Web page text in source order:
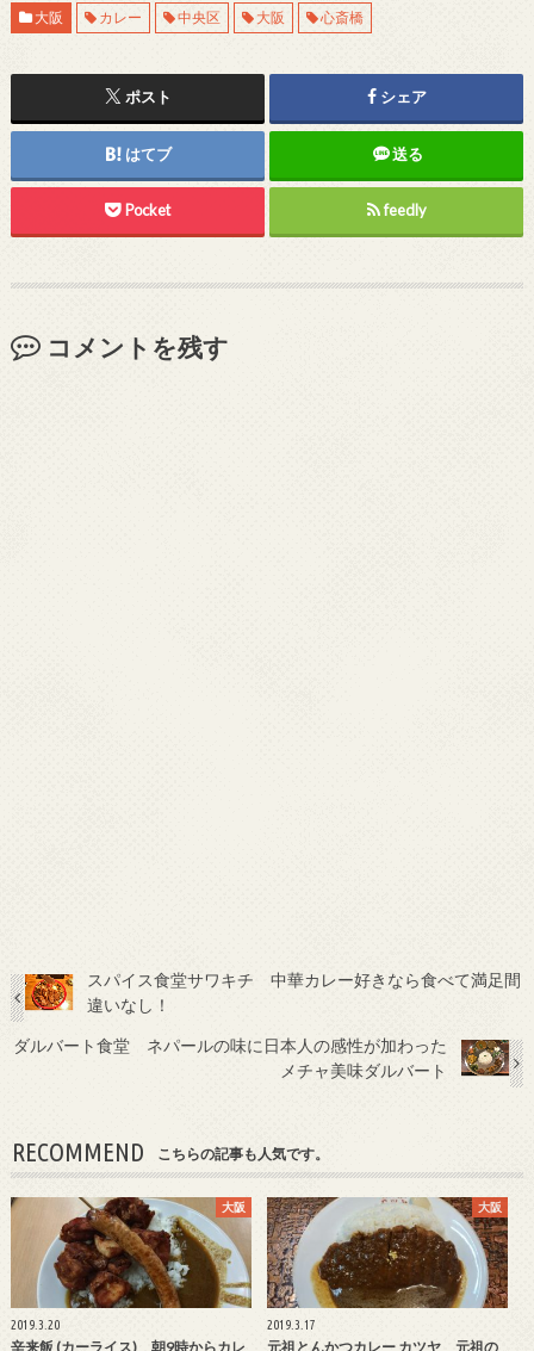
大阪 カレー 中央区 大阪 心斎橋
ポスト シェア
はてブ 送る
Pocket feedly
コメントを残す
スパイス食堂サワキチ 中華カレー好きなら食べて満足間
違いなし！
ダルバート食堂 ネパールの味に日本人の感性が加わった
メチャ美味ダルバート
RECOMMEND こちらの記事も人気です。
大阪
2019.3.20
辛来飯 (カーライス) 朝9時からカレ
大阪
2019.3.17
元祖とんかつカレー カツヤ 元祖の